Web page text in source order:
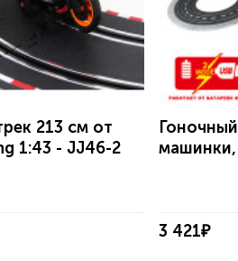
213 см от
1:43 - JJ46-2
машинки,
3 421₽